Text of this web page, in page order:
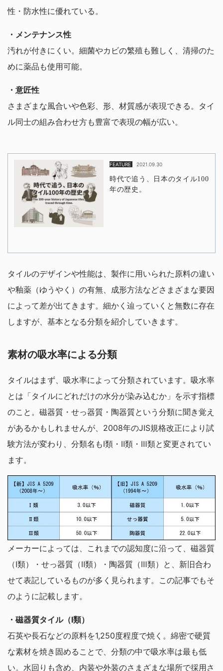
性・防水性に優れている。
・メンテナンス性
汚れが付きにくい。細菌やカビの繁殖も難しく、清掃のた
めに薬品も使用可能。
・意匠性
さまざまな風合いや色彩、形、材質感が表現できる。タイ
ル同士の組み合わせ方も豊富で表現の幅が広い。
タイルのデザインや性能は、製作に用いられた原料の違い
や釉薬（ゆうやく）の有無、成形方法などさまざまな要因
によって差が出てきます。細かく辿っていくと無数に存在
しますが、基本となる分類を紹介していきます。
素材の吸水率による分類
タイルはまず、吸水率によって分類されています。吸水率
とは「タイルにどれだけの水分が染み込むか」を示す指標
のこと。磁器質・せっ器質・陶器質という分類に聞き覚え
があるかもしれませんが、2008年のJIS規格改正により試
験方法が変わり、分類名もⅠ類・Ⅱ類・Ⅲ類と変更されてい
ます。
メーカーによっては、これまでの認知度に沿って、磁器質
（Ⅰ類）・せっ器質（Ⅱ類）・陶器質（Ⅲ類）と、新旧合わ
せて表記しているものが多く見られます。この記事でもそ
のように記載します。
・磁器質タイル（Ⅰ類）
石英や長石などの原料を1,250度程度で焼く。綿密で硬質
な素材を焼き固めることで、分類の中で吸水率は最も低
い。水回りも含め、内装や外装のさまざまな場所で採用さ